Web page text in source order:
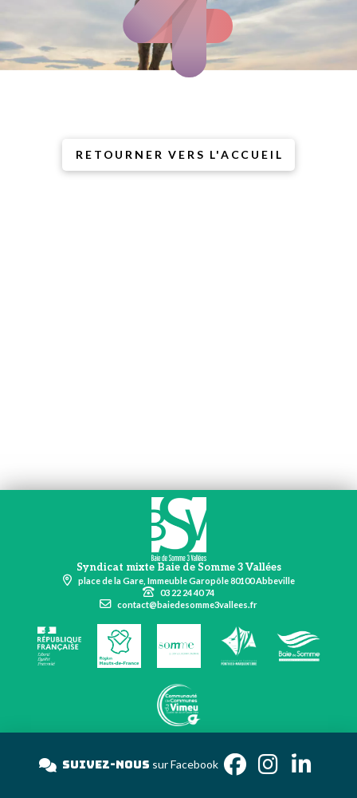
RETOURNER VERS L'ACCUEIL
Syndicat mixte Baie de Somme 3 Vallées
place de la Gare, Immeuble Garopôle 80100 Abbeville
03 22 24 40 74
contact@baiedesomme3vallees.fr
Suivez-nous sur Facebook